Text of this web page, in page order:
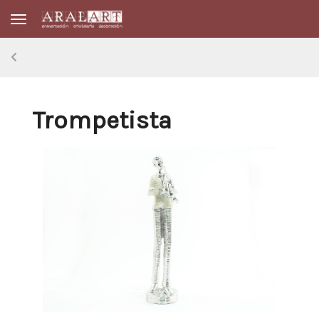
Toggle navigation
Trompetista